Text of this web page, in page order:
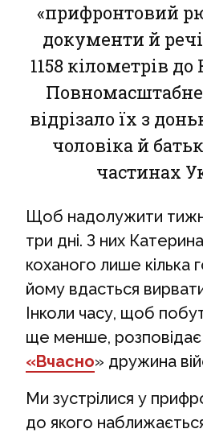
«прифронтовий
документи й
1158 кілометрів
відрізало їх з
чоловіка й
частинах
Щоб надолужити
три дні. З них
коханого лише кілька
йому вдасться
Інколи часу, щоб
ще менше, розповідає
«Вчасно» дружина
Ми зустрілися у
до якого